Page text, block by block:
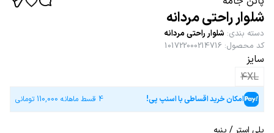
شلوار راحتی مردانه
دسته بندی: شلوار راحتی مردانه
کد محصول:
101722000214716
سایز
4XL
امکان خرید اقساطی با اسنپ پی! 4 قسط ماهانه 110,000 تومانی
پلی استر / پنبه